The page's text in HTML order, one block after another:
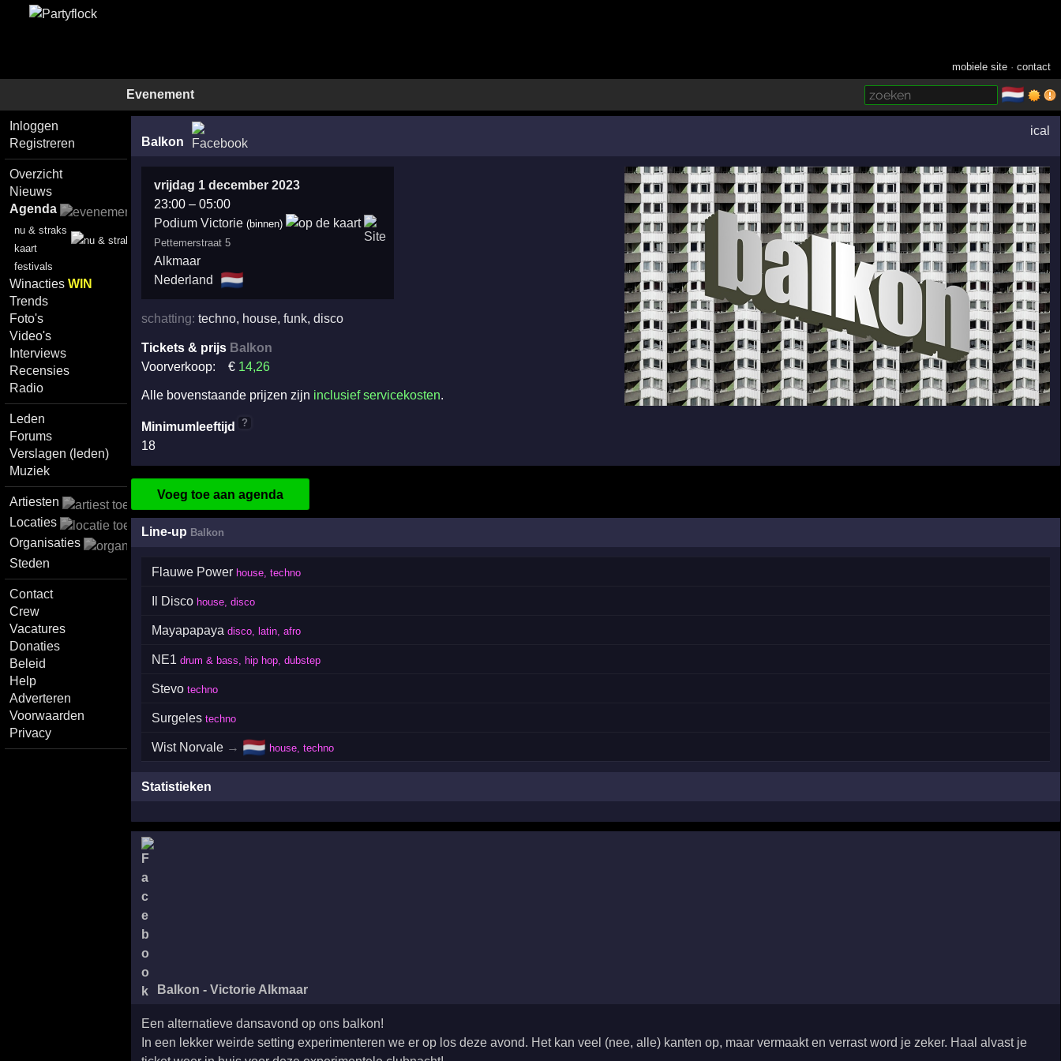
mobiele site ·contact
Evenement 🇳🇱
Inloggen
Registreren
Overzicht
Nieuws
Agenda
nu & straks
kaart
festivals
WinactiesWIN
Trends
Foto's
Video's
Interviews
Recensies
Radio
Leden
Forums
Verslagen (leden)
Muziek
Artiesten
Locaties
Organisaties
Steden
Contact
Crew
Vacatures
Donaties
Beleid
Help
Adverteren
Voorwaarden
Privacy
Balkon
ical
vrijdag 1 december 2023
23:00– 05:00
Podium Victorie (binnen)
Pettemerstraat 5
Alkmaar
Nederland
🇳🇱
schatting: techno, house, funk, disco
Tickets & prijs Balkon
Voorverkoop:
€ 14,26
Alle bovenstaande prijzen zijn inclusief servicekosten.
Minimumleeftijd ?
18
Voeg toe aan agenda
Line-up Balkon
Flauwe Power house, techno
Il Disco house, disco
Mayapapaya disco, latin, afro
NE1 drum & bass, hip hop, dubstep
Stevo techno
Surgeles techno
Wist Norvale → 🇳🇱 house, techno
Statistieken
Balkon - Victorie Alkmaar
Een alternatieve dansavond op ons balkon!
In een lekker weirde setting experimenteren we er op los deze avond. Het kan veel (nee, alle) kanten op, maar vermaakt en verrast word je zeker. Haal alvast je